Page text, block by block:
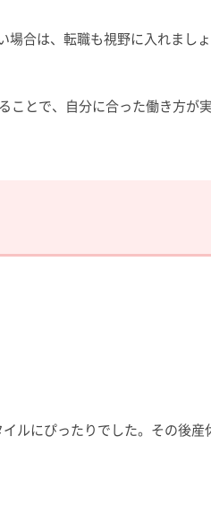
合は、転職も視野に入れまし
ことで、自分に合った働き方が
にぴったりでした。その後産